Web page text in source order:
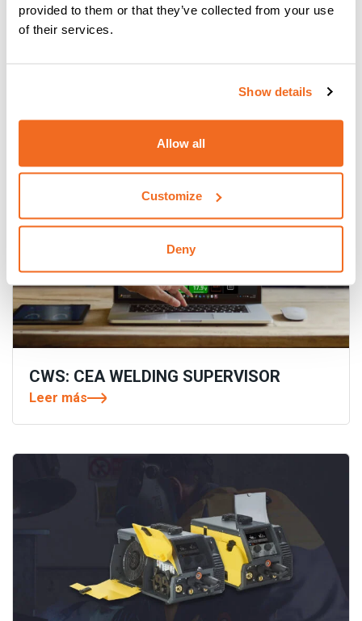
provided to them or that they’ve collected from your use
of their services.
Show details
Allow all
Customize
Deny
Mantente atento a las últimas noticias de CEA.
Aquí puedes encontrar las novedades y productos
Todas las noticias
CWS: CEA WELDING SUPERVISOR
Leer más